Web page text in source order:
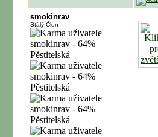
smokinrav
Stálý Člen